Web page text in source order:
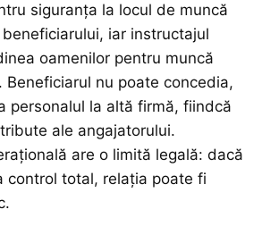
siguranța la locul de muncă
iar instructajul
oamenilor pentru muncă
Beneficiarul nu poate concedia,
personalul la altă firmă, fiindcă
ale angajatorului.
are o limită legală: dacă
control total, relația poate fi